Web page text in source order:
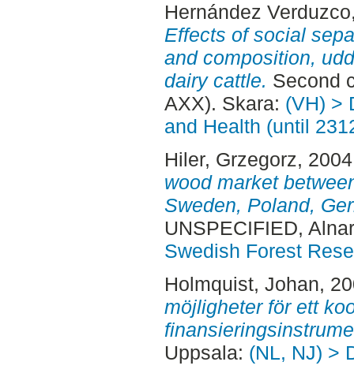
Hernández
Effects of social
and composition,
dairy cattle. Second
AXX). Skara: (VH) >
and Health (until
Hiler, Grzegorz,
wood market
Sweden, Poland,
UNSPECIFIED,
Swedish Forest
Holmquist, Johan,
möjligheter för ett
Uppsala: (NL, NJ) >